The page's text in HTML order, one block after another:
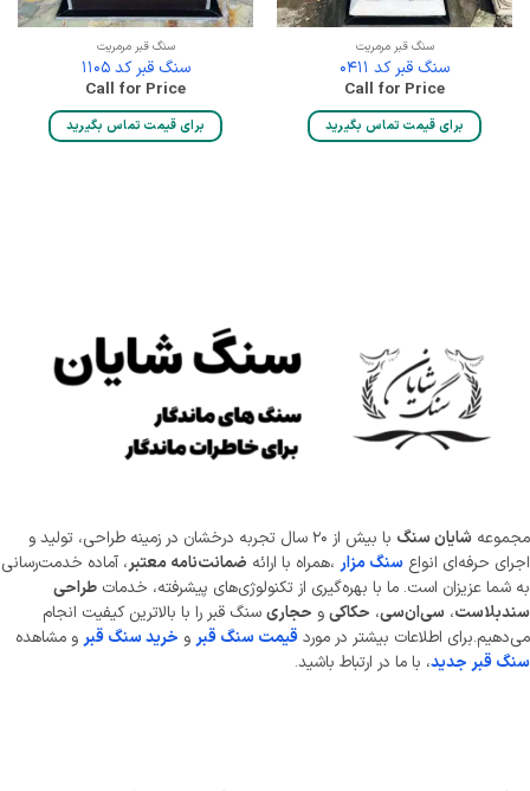
سنگ قبر مرمریت
سنگ قبر کد 0411
Call for Price
برای قیمت تماس بگیرید
سنگ قبر مرمریت
سنگ قبر کد 1105
Call for Price
برای قیمت تماس بگیرید
شایان سنگ
با بیش از ۲۰ سال تجربه درخشان در زمینه طراحی، تولید و
حرفه‌ای انواعسنگ مزار،همراه با ارائهضمانت‌نامه معتبر، آماده خدمت‌رسانی
عزیزان است. ما با بهره‌گیری از تکنولوژی‌های پیشرفته، خدماتطراحی
،سی‌ان‌سی،حکاکیوحجاریسنگ قبر را با بالاترین کیفیت انجام
اطلاعات بیشتر در موردقیمت سنگ قبرو خرید سنگ قبرو مشاهده
قبر جدید، با ما در ارتباط باشید.